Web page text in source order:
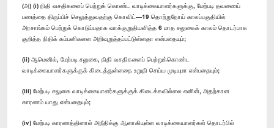
(அ) (i) நிதி வசதிகளைப் பெற்றுக் கொண்ட வாடிக்கையாளர்களுக்கு, மேற்படி தவணைப்
பணத்தை திருப்பிச் செலுத்துவதற்கு கொவிட்—19 தொற்றுநோய் காலப்பகுதியில்
அரசாங்கம் பெற்றுக் கொடுப்பதாக வாக்குறுதியளித்த 6 மாத சலுகைக் காலம் தொடர்பாக
குறித்த நிதிக் கம்பனிகளை அறிவுறுத்தப்பட்டுள்ளதா என்பதையும்;
(ii) ஆமெனில், மேற்படி சலுகை, நிதி வசதிகளைப் பெற்றுக்கொண்ட
வாடிக்கையாளர்களுக்குக் கிடைத்துள்ளதை உறுதி செய்ய முடியுமா என்பதையும்;
(iii) மேற்படி சலுகை வாடிக்கையாளர்களுக்குக் கிடைக்கவில்லை எனின், அதற்கான
காரணம் யாது என்பதையும்;
(iv) மேற்படி காரணத்தினால் அநீதிக்கு ஆளாகியுள்ள வாடிக்கையாளர்கள் தொடர்பில்